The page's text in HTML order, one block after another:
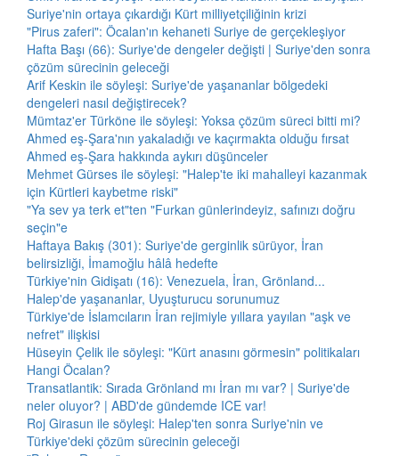
Suriye'nin ortaya çıkardığı Kürt milliyetçiliğinin krizi
"Pirus zaferi": Öcalan'ın kehaneti Suriye de gerçekleşiyor
Hafta Başı (66): Suriye'de dengeler değişti | Suriye'den sonra
çözüm sürecinin geleceği
Arif Keskin ile söyleşi: Suriye'de yaşananlar bölgedeki
dengeleri nasıl değiştirecek?
Mümtaz'er Türköne ile söyleşi: Yoksa çözüm süreci bitti mi?
Ahmed eş-Şara'nın yakaladığı ve kaçırmakta olduğu fırsat
Ahmed eş-Şara hakkında aykırı düşünceler
Mehmet Gürses ile söyleşi: "Halep'te iki mahalleyi kazanmak
için Kürtleri kaybetme riski"
"Ya sev ya terk et"ten "Furkan günlerindeyiz, safınızı doğru
seçin"e
Haftaya Bakış (301): Suriye'de gerginlik sürüyor, İran
belirsizliği, İmamoğlu hâlâ hedefte
Türkiye'nin Gidişatı (16): Venezuela, İran, Grönland...
Halep'de yaşananlar, Uyuşturucu sorunumuz
Türkiye'de İslamcıların İran rejimiyle yıllara yayılan "aşk ve
nefret" ilişkisi
Hüseyin Çelik ile söyleşi: "Kürt anasını görmesin" politikaları
Hangi Öcalan?
Transatlantik: Sırada Grönland mı İran mı var? | Suriye'de
neler oluyor? | ABD'de gündemde ICE var!
Roj Girasun ile söyleşi: Halep'ten sonra Suriye'nin ve
Türkiye'deki çözüm sürecinin geleceği